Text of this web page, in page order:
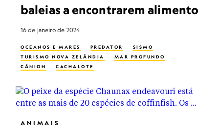
baleias a encontrarem alimento
16 de janeiro de 2024
OCEANOS E MARES PREDATOR
SISMO
TURISMO NOVA ZELÂNDIA
MAR PROFUNDO
CÂNION
CACHALOTE
ANIMAIS